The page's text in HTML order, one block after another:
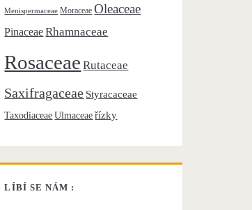
Menispermaceae Moraceae Oleaceae
Pinaceae Rhamnaceae
Rosaceae Rutaceae
Saxifragaceae Styracaceae
Taxodiaceae Ulmaceae řízky
LÍBÍ SE NÁM :